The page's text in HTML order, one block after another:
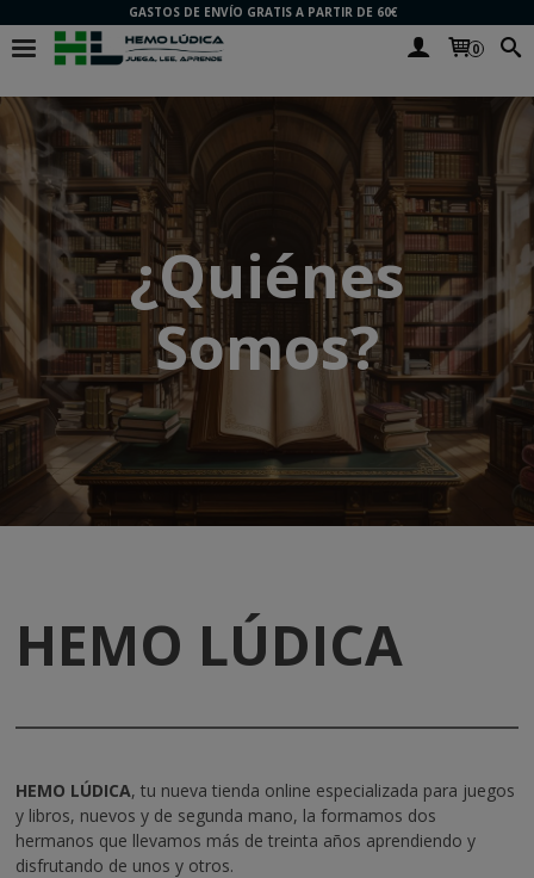
GASTOS DE ENVÍO GRATIS A PARTIR DE 60€
0
¿Quiénes
Somos?
HEMO LÚDICA
HEMO LÚDICA, tu nueva tienda online especializada para juegos
y libros, nuevos y de segunda mano, la formamos dos
hermanos que llevamos más de treinta años aprendiendo y
disfrutando de unos y otros.